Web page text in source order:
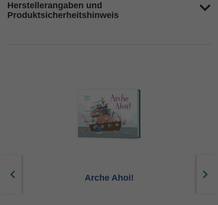
Herstellerangaben und
Produktsicherheitshinweis
Arche Ahoi!